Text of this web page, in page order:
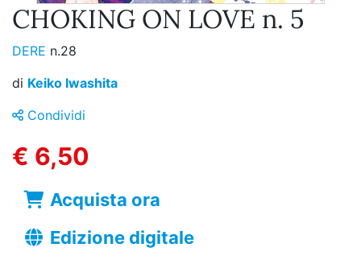
CHOKING ON LOVE n. 5
DERE n.28
di Keiko Iwashita
Condividi
€ 6,50
Acquista ora
Edizione digitale